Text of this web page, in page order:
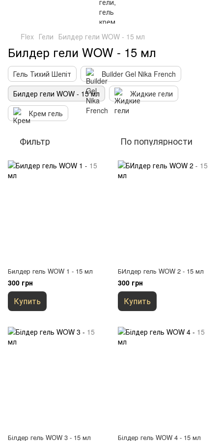
Flex Гели Билдер гели WOW - 15 мл
Билдер гели WOW - 15 мл
Гель Тихий Шепіт
Builder Gel Nika French
Билдер гели WOW - 15 мл
Жидкие гели
Крем гель
Фильтр По популярности
Билдер гель WOW 1 - 15 мл
300 грн
Купить
БИлдер гель WOW 2 - 15 мл
300 грн
Купить
Білдер гель WOW 3 - 15 мл Білдер гель WOW 4 - 15 мл